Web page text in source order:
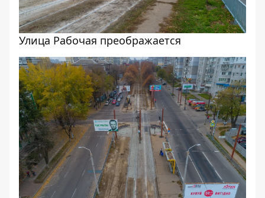
Улица Рабочая преображается